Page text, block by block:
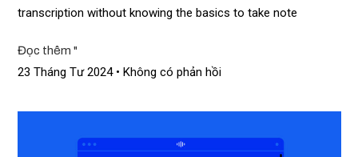
transcription without knowing the basics to take note
Đọc thêm "
23 Tháng Tư 2024 Không có phản hồi